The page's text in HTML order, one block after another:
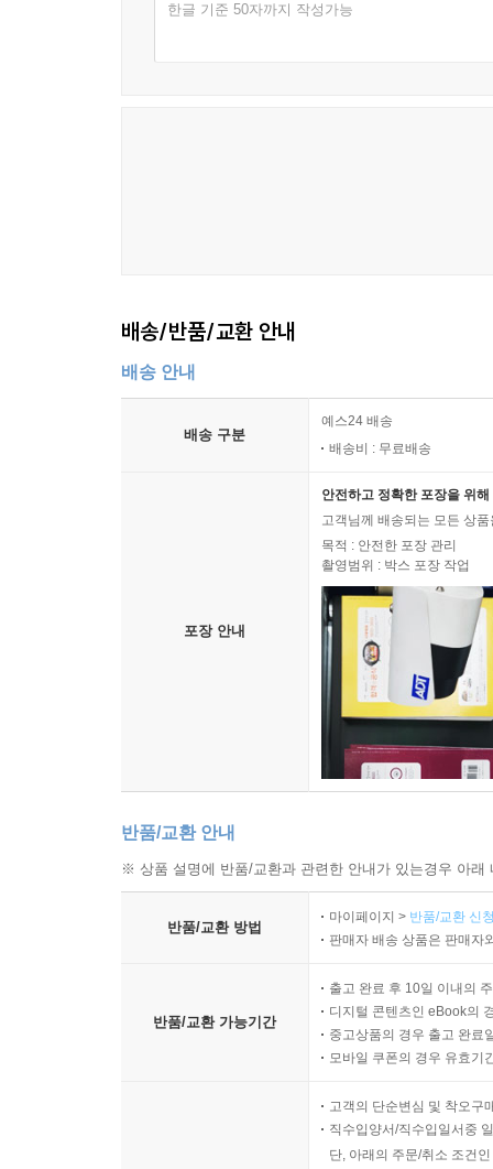
잡동사니는 수첩용 파일에 보관
아무데나 놓는 물건은 메시지 붙이기
계절 장식품은 박스에 담아 한꺼번에 수납
생활용품은 사용 빈도에 따라 구분 수납
라벨기 물품은 용도와 장소에 따라 구분
4인 가족용 식기 1분 만에 정리
냉장고 옆 15cm 틈새 청소 도구 수납
높은 곳 케이스는 손잡이 달아 꺼내기 쉽게
배수구망은 젖은 손으로도 꺼낼 수 있게
조미료 케이스지만 치즈 보관 안성맞춤
냉장고는 바구니 없이 쓰고 꽉 채워 넣지 않는다
한눈에 알아볼 수 있게 식료품 배치
쿠킹호일은 토스터 아래 대기 중
물병과 스트랩은 따로 수납
빵 수납함에 밀봉 집게를 스탠바이
파묻히기 쉬운 소품은 망사 수납 주머니에
잠자리에 들기 전 붙일 수 있는 파스 수납
가끔 쓰는 진료카드는 개인별 수납
청소가 쉬워지는 현관의 띄우는 수납
마스크는 현관 서랍에 세로 수납
도장과 포스트잇은 케이스에 한꺼번에 보관
긴 우산과 공은 바에 매달아 수납
한글 기준 50자까지 작성가능
배송/반품/교환 안내
배송 안내
배송 구분
예스24 배송
배송비 : 무료배송
포장 안내
안전하고 정확한 포장을 위
고객님께 배송되는 모든 상
목적 : 안전한 포장 관리
촬영범위 : 박스 포장 작업
반품/교환 안내
※ 상품 설명에 반품/교환과 관련한 안내가 있는경우 아
반품/교환 방법
마이페이지 > 반품/교환 신
판매자 배송 상품은 판매자
반품/교환 가능기간
출고 완료 후 10일 이내의
디지털 콘텐츠인 eBook의
중고상품의 경우 출고 완료
모바일 쿠폰의 경우 유효기
고객의 단순변심 및 착오구
직수입양서/직수입일서중
단, 아래의 주문/취소 조건